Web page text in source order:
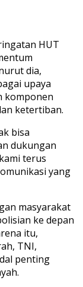
HUT
dia,
upaya
komponen
ketertiban.
bisa
dukungan
terus
yang
masyarakat
ke depan
itu,
TNI,
penting